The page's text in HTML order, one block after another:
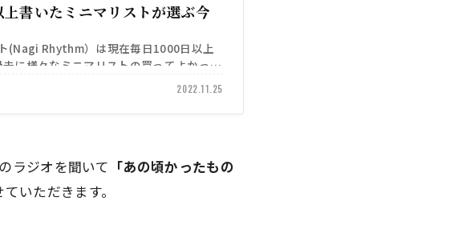
書いたミニマリストが選ぶ今
(Nagi Rhythm）は現在毎日1000日以上
に様々なミニマリストの買ってよかった
てご紹介をさせ…
2022.11.25
ラジオを聞いて 「あの頃かったもの
いただきます。